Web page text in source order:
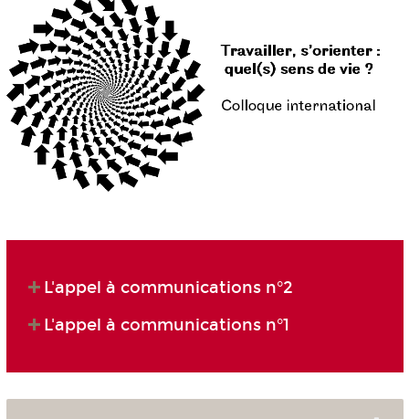
L'appel à communications n°2
L'appel à communications n°1